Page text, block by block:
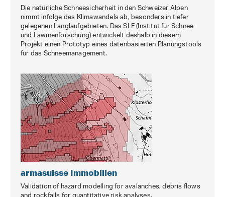
Die natürliche Schneesicherheit in den Schweizer Alpen
nimmt infolge des Klimawandels ab, besonders in tiefer
gelegenen Langlaufgebieten. Das SLF (Institut für Schnee
und Lawinenforschung) entwickelt deshalb in diesem
Projekt einen Prototyp eines datenbasierten Planungstools
für das Schneemanagement.
armasuisse Immobilien
Validation of hazard modelling for avalanches, debris flows